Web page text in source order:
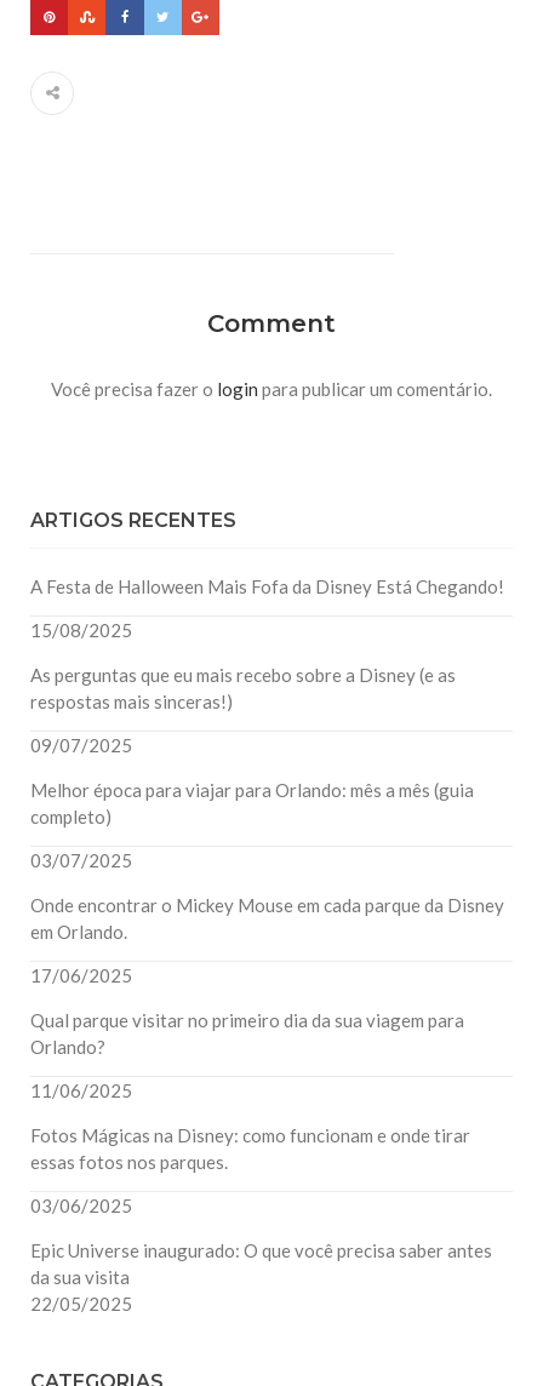
Comment
Você precisa fazer o login para publicar um comentário.
ARTIGOS RECENTES
A Festa de Halloween Mais Fofa da Disney Está Chegando!
15/08/2025
As perguntas que eu mais recebo sobre a Disney (e as
respostas mais sinceras!)
09/07/2025
Melhor época para viajar para Orlando: mês a mês (guia
completo)
03/07/2025
Onde encontrar o Mickey Mouse em cada parque da Disney
em Orlando.
17/06/2025
Qual parque visitar no primeiro dia da sua viagem para
Orlando?
11/06/2025
Fotos Mágicas na Disney: como funcionam e onde tirar
essas fotos nos parques.
03/06/2025
Epic Universe inaugurado: O que você precisa saber antes
da sua visita
22/05/2025